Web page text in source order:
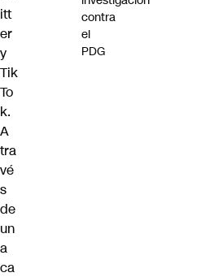
itt
er
y
Tik
To
k.
A
tra
vé
s
de
un
a
ca
contra
el
PDG